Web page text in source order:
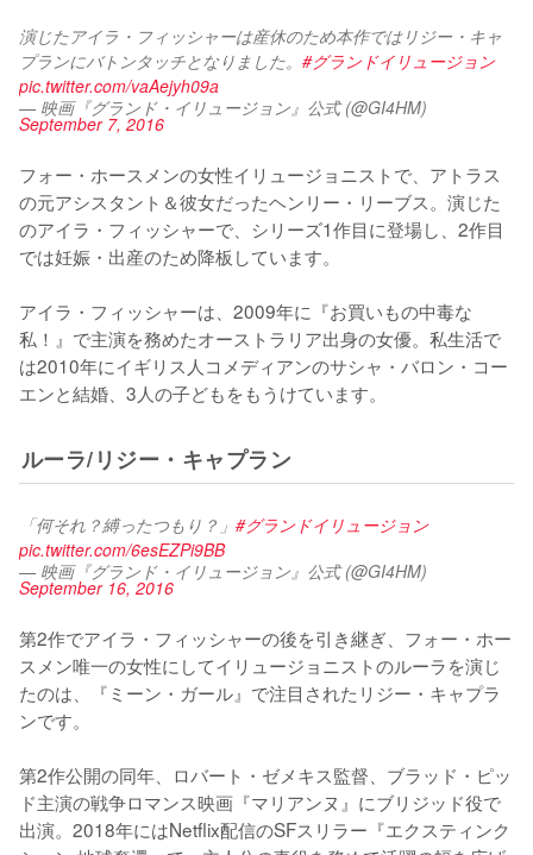
演じたアイラ・フィッシャーは産休のため本作ではリジー・キャ
プランにバトンタッチとなりました。 #グランドイリュージョン
pic.twitter.com/vaAejyh09a
— 映画『グランド・イリュージョン』公式 (@GI4HM)
September 7, 2016
フォー・ホースメンの女性イリュージョニストで、アトラス
の元アシスタント＆彼女だったヘンリー・リーブス。演じた
のアイラ・フィッシャーで、シリーズ1作目に登場し、2作目
では妊娠・出産のため降板しています。
アイラ・フィッシャーは、2009年に『お買いもの中毒な
私！』で主演を務めたオーストラリア出身の女優。私生活で
は2010年にイギリス人コメディアンのサシャ・バロン・コー
エンと結婚、3人の子どもをもうけています。
ルーラ/リジー・キャプラン
「何それ？縛ったつもり？」 #グランドイリュージョン
pic.twitter.com/6esEZPi9BB
— 映画『グランド・イリュージョン』公式 (@GI4HM)
September 16, 2016
第2作でアイラ・フィッシャーの後を引き継ぎ、フォー・ホー
スメン唯一の女性にしてイリュージョニストのルーラを演じ
たのは、『ミーン・ガール』で注目されたリジー・キャプラ
ンです。
第2作公開の同年、ロバート・ゼメキス監督、ブラッド・ピッ
ド主演の戦争ロマンス映画『マリアンヌ』にブリジッド役で
出演。2018年にはNetflix配信のSFスリラー『エクスティンク